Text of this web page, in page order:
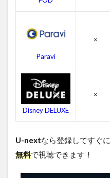
の感
想
4.2
向こ
うに
のキ
ャス
ト・
吹き
替え
4.3
遠い
Paravi
×
Disney DELUXE
×
U-nextなら登録してすぐに
無料で視聴できます！